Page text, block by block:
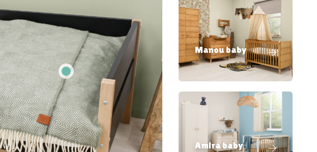
Manou baby
Amira baby